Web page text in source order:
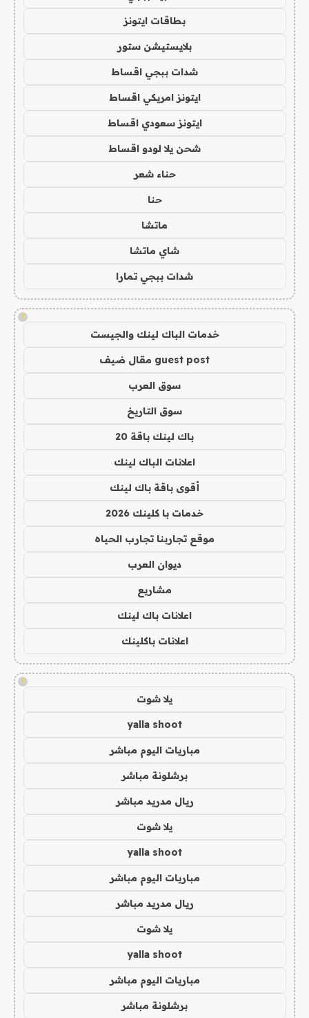
بطاقات ايتونز
بلايستيشن ستور
شدات ببجي اقساط
ايتونز امريكي اقساط
ايتونز سعودي اقساط
شحن يلا لودو اقساط
حناء شعر
حنا
ماتشا
شاي ماتشا
شدات ببجي تمارا
!
خدمات الباك لينك والجيست
guest post مقال ضيف
سوق العرب
سوق التاريخ
باك لينك باقة 20
اعلانات الباك لينك
أقوى باقة باك لينك
خدمات با كلينك 2026
موقع تجاربنا تجارب الحياه
ديوان العرب
مشاريع
اعلانات باك لينك
اعلانات باكلينك
!
يلا شوت
yalla shoot
مباريات اليوم مباشر
برشلونة مباشر
ريال مدريد مباشر
يلا شوت
yalla shoot
مباريات اليوم مباشر
ريال مدريد مباشر
يلا شوت
yalla shoot
مباريات اليوم مباشر
برشلونة مباشر